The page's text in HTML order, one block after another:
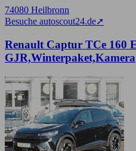
74080 Heilbronn
Besuche autoscout24.de➚
Renault Captur TCe 160
GJR,Winterpaket,Kamera